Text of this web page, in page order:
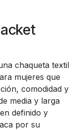
chaqueta textil
mujeres que
comodidad y
media y larga
definido y
por su